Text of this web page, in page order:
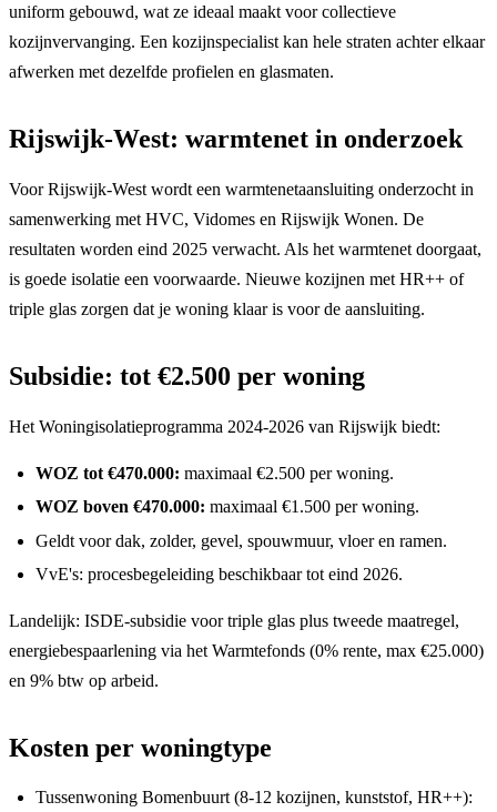
uniform gebouwd, wat ze ideaal maakt voor collectieve
kozijnvervanging. Een kozijnspecialist kan hele straten achter elkaar
afwerken met dezelfde profielen en glasmaten.
Rijswijk-West: warmtenet in onderzoek
Voor Rijswijk-West wordt een warmtenetaansluiting onderzocht in
samenwerking met HVC, Vidomes en Rijswijk Wonen. De
resultaten worden eind 2025 verwacht. Als het warmtenet doorgaat,
is goede isolatie een voorwaarde. Nieuwe kozijnen met HR++ of
triple glas zorgen dat je woning klaar is voor de aansluiting.
Subsidie: tot €2.500 per woning
Het Woningisolatieprogramma 2024-2026 van Rijswijk biedt:
WOZ tot €470.000: maximaal €2.500 per woning.
WOZ boven €470.000: maximaal €1.500 per woning.
Geldt voor dak, zolder, gevel, spouwmuur, vloer en ramen.
VvE's: procesbegeleiding beschikbaar tot eind 2026.
Landelijk: ISDE-subsidie voor triple glas plus tweede maatregel,
energiebespaarlening via het Warmtefonds (0% rente, max €25.000)
en 9% btw op arbeid.
Kosten per woningtype
Tussenwoning Bomenbuurt (8-12 kozijnen, kunststof, HR++):